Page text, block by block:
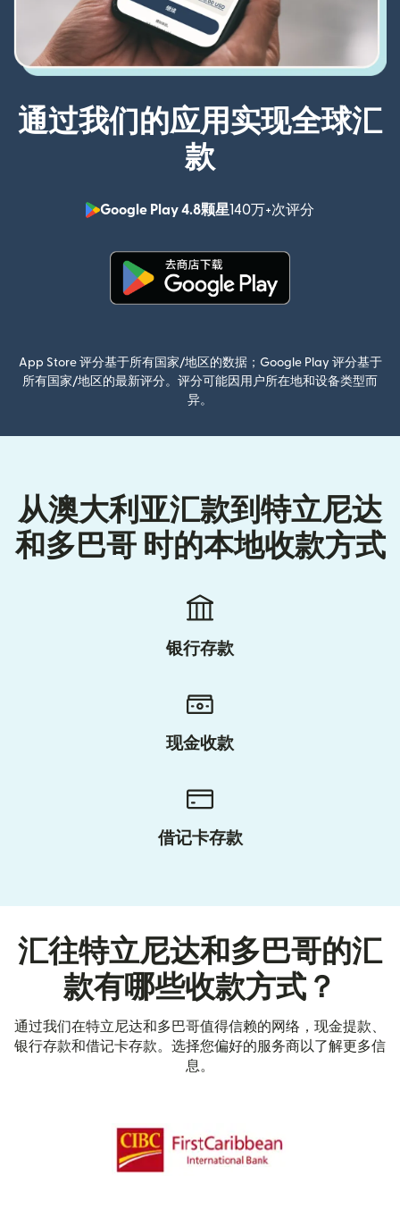
通过我们的应用实现全球汇
款
Google Play 4.8颗星140万+次评分
App Store 评分基于所有国家/地区的数据；Google Play 评分基于
所有国家/地区的最新评分。评分可能因用户所在地和设备类型而
异。
从澳大利亚汇款到特立尼达
和多巴哥 时的本地收款方式
银行存款
现金收款
借记卡存款
汇往特立尼达和多巴哥的汇
款有哪些收款方式？
通过我们在特立尼达和多巴哥值得信赖的网络，现金提款、
银行存款和借记卡存款。选择您偏好的服务商以了解更多信
息。